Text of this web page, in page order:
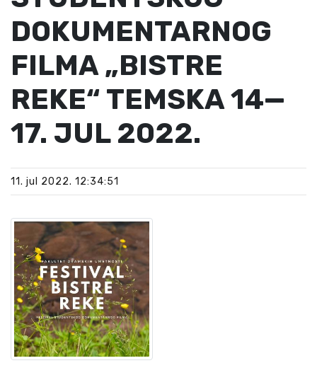
DOKUMENTARNOG
FILMA „BISTRE
REKE“ TEMSKA 14—
17. JUL 2022.
11. jul 2022. 12:34:51